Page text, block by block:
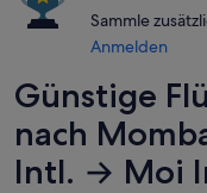
Sammle
Anmelden
Günstige
nach
Intl. → Moi